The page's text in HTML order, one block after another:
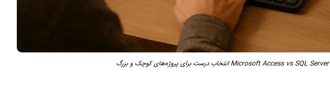
Microsoft Access vs SQL Server انتخاب درست برای پروژه‌های کوچک و بزرگ